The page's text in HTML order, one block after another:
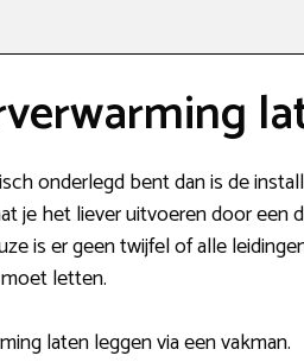
onderlegd bent dan is de
je het liever uitvoeren door een
is er geen twijfel of alle
letten.
laten leggen via een vakman.